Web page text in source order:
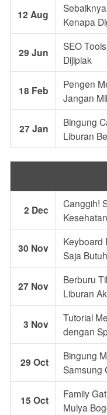
12 Aug
Kenapa
29 Jun
SEO
Dijiplak
18 Feb
Pengen
Jangan
27 Jan
Bingung
Liburan
2 Dec
Canggih!
30 Nov
Keyboard
Saja
27 Nov
Berburu
Liburan
3 Nov
Tutorial
dengan
29 Oct
Bingung
Samsung
15 Oct
Family
Mulya